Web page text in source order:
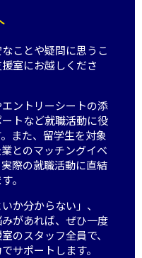
ことや疑問に思うこ
室にお越しくださ
ントリーシートの添
トなど就職活動に役
また、留学生を対象
とのマッチングイベ
際の就職活動に直結
。
か分からない」、
があれば、ぜひ一度
のスタッフ全員で、
サポートします。